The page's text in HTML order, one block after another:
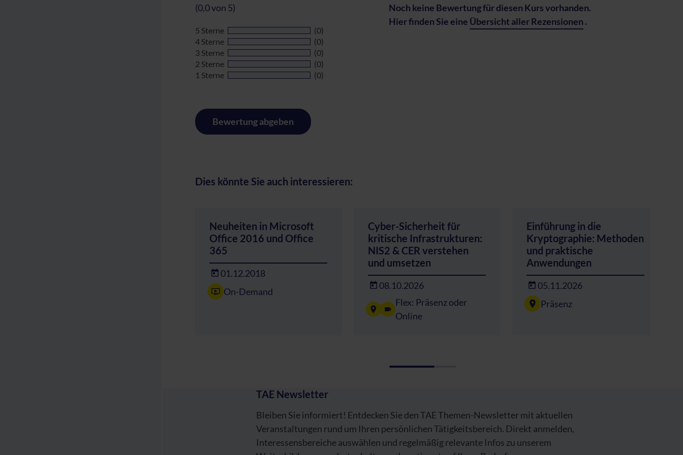
(0,0 von 5)
5 Sterne
(0)
4 Sterne
(0)
3 Sterne
(0)
2 Sterne
(0)
1 Sterne
(0)
Bewertung abgeben
Noch keine Bewertung für diesen Kurs vorhanden.
Hier finden Sie eine Übersicht aller Rezensionen .
Dies könnte Sie auch interessieren:
Neuheiten in Microsoft
Office 2016 und Office
365
01.12.2018
On-Demand
Cyber-Sicherheit für
kritische Infrastrukturen:
NIS2 & CER verstehen
und umsetzen
08.10.2026
Flex: Präsenz oder
Online
Einführung in die
Kryptographie: Methoden
und praktische
Anwendungen
05.11.2026
Präsenz
TAE Newsletter
Bleiben Sie informiert! Entdecken Sie den TAE Themen-Newsletter mit aktuellen
Veranstaltungen rund um Ihren persönlichen Tätigkeitsbereich. Direkt anmelden,
Interessensbereiche auswählen und regelmäßig relevante Infos zu unserem